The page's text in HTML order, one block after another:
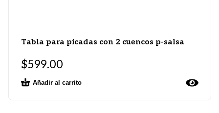
Tabla para picadas con 2 cuencos p-salsa
$599.00
Añadir al carrito